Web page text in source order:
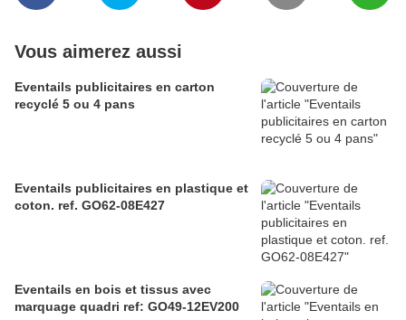
Vous aimerez aussi
Eventails publicitaires en carton
recyclé 5 ou 4 pans
Eventails publicitaires en plastique et
coton. ref. GO62-08E427
Eventails en bois et tissus avec
marquage quadri ref: GO49-12EV200